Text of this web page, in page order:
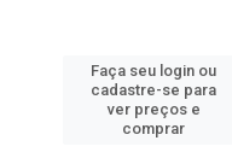
Faça seu login ou
cadastre-se para
ver preços e
comprar